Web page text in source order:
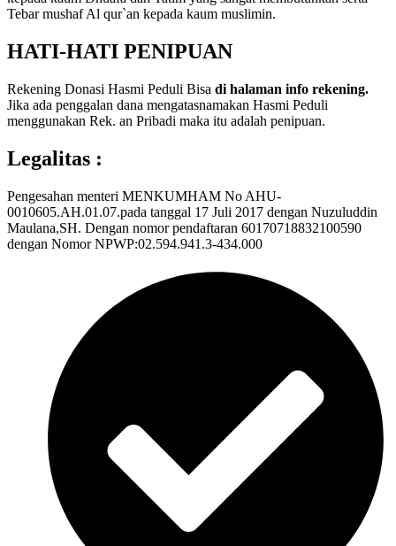
Tebar mushaf Al qur`an kepada kaum muslimin.
HATI-HATI PENIPUAN
Rekening Donasi Hasmi Peduli Bisa di halaman info rekening.
Jika ada penggalan dana mengatasnamakan Hasmi Peduli
menggunakan Rek. an Pribadi maka itu adalah penipuan.
Legalitas :
Pengesahan menteri MENKUMHAM No AHU-
0010605.AH.01.07.pada tanggal 17 Juli 2017 dengan Nuzuluddin
Maulana,SH. Dengan nomor pendaftaran 60170718832100590
dengan Nomor NPWP:02.594.941.3-434.000